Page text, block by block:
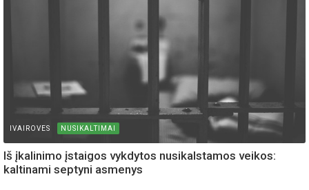
IVAIROVES NUSIKALTIMAI
Iš įkalinimo įstaigos vykdytos nusikalstamos veikos:
kaltinami septyni asmenys